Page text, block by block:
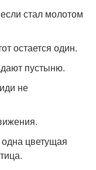
стал молотом
остается один.
пустыню.
не
цветущая